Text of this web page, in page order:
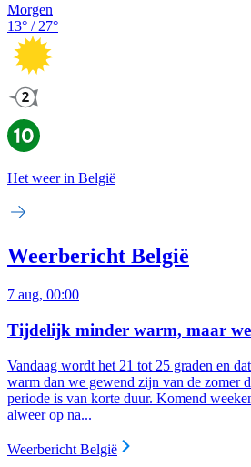
Morgen
13° / 27°
Het weer in België
Weerbericht België
7 aug, 00:00
Tijdelijk minder warm, maar
Vandaag wordt het 21 tot 25 graden en
warm dan we gewend zijn van de zomer
periode is van korte duur. Komend
alweer op na...
Weerbericht België